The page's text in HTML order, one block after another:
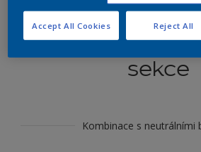
Koordinovat
sekce
Kombinace s neutrálními
Reject All
Accept All Cookies